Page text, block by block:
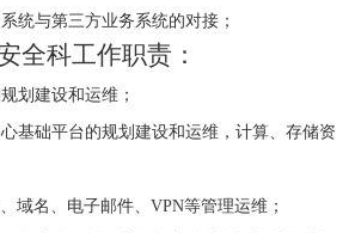
统与第三方业务系统的对接；
全科工作职责：
划建设和运维；
基础平台的规划建设和运维，计算、存储资
域名、电子邮件、 VPN等管理运维；